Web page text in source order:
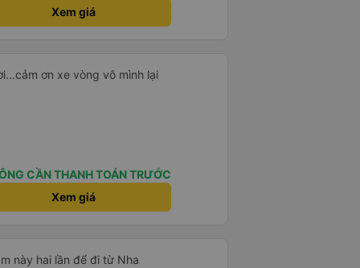
Xem giá
ơn xe vòng vô mình lại
CẦN THANH TOÁN TRƯỚC
Xem giá
này hai lần để đi từ Nha